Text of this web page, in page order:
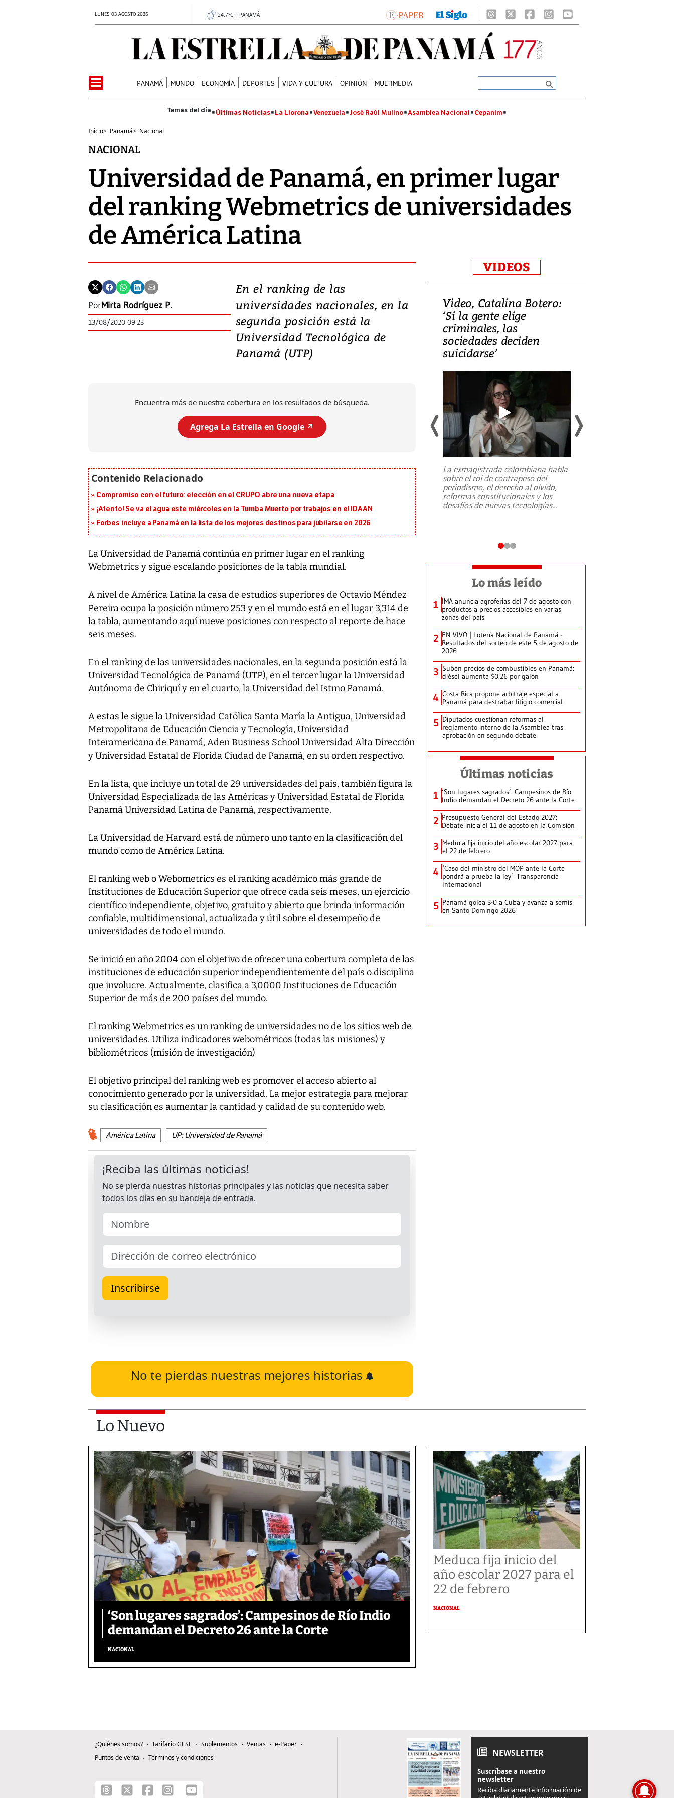
LUNES 03 AGOSTO 2026 24.7°C | PANAMÁ
PANAMÁ MUNDO ECONOMÍA DEPORTES VIDA Y CULTURA OPINIÓN MULTIMEDIA
Últimas Noticias La Llorona Venezuela José Raúl Mulino Asamblea Nacional Cepanim
Inicio> Panamá> Nacional
NACIONAL
Universidad de Panamá, en primer lugar
del ranking Webmetrics de universidades
de América Latina
PorMirta Rodríguez P.
13/08/2020 09:23
En el ranking de las
universidades nacionales, en la
segunda posición está la
Universidad Tecnológica de
Panamá (UTP)
Encuentra más de nuestra cobertura en los resultados de búsqueda.
Agrega La Estrella en Google ↗️
Compromiso con el futuro: elección en el CRUPO abre una nueva etapa
¡Atento! Se va el agua este miércoles en la Tumba Muerto por trabajos en el IDAAN
Forbes incluye a Panamá en la lista de los mejores destinos para jubilarse en 2026
La Universidad de Panamá continúa en primer lugar en el ranking
Webmetrics y sigue escalando posiciones de la tabla mundial.
A nivel de América Latina la casa de estudios superiores de Octavio Méndez
Pereira ocupa la posición número 253 y en el mundo está en el lugar 3,314 de
la tabla, aumentando aquí nueve posiciones con respecto al reporte de hace
seis meses.
En el ranking de las universidades nacionales, en la segunda posición está la
Universidad Tecnológica de Panamá (UTP), en el tercer lugar la Universidad
Autónoma de Chiriquí y en el cuarto, la Universidad del Istmo Panamá.
A estas le sigue la Universidad Católica Santa María la Antigua, Universidad
Metropolitana de Educación Ciencia y Tecnología, Universidad
Interamericana de Panamá, Aden Business School Universidad Alta Dirección
y Universidad Estatal de Florida Ciudad de Panamá, en su orden respectivo.
En la lista, que incluye un total de 29 universidades del país, también figura la
Universidad Especializada de las Américas y Universidad Estatal de Florida
Panamá Universidad Latina de Panamá, respectivamente.
La Universidad de Harvard está de número uno tanto en la clasificación del
mundo como de América Latina.
El ranking web o Webometrics es el ranking académico más grande de
Instituciones de Educación Superior que ofrece cada seis meses, un ejercicio
científico independiente, objetivo, gratuito y abierto que brinda información
confiable, multidimensional, actualizada y útil sobre el desempeño de
universidades de todo el mundo.
Se inició en año 2004 con el objetivo de ofrecer una cobertura completa de las
instituciones de educación superior independientemente del país o disciplina
que involucre. Actualmente, clasifica a 3,0000 Instituciones de Educación
Superior de más de 200 países del mundo.
El ranking Webmetrics es un ranking de universidades no de los sitios web de
universidades. Utiliza indicadores webométricos (todas las misiones) y
bibliométricos (misión de investigación)
El objetivo principal del ranking web es promover el acceso abierto al
conocimiento generado por la universidad. La mejor estrategia para mejorar
su clasificación es aumentar la cantidad y calidad de su contenido web.
América Latina UP: Universidad de Panamá
No te pierdas nuestras mejores historias
VIDEOS
Video, Japón: Terremoto
deja heridos y graves
daños en Kumamoto
al sur de Japón, provocando una
Video, Catalina Botero:
‘Si la gente elige
criminales, las
sociedades deciden
suicidarse’
La exmagistrada colombiana habla
sobre el rol de contrapeso del
periodismo, el derecho al olvido,
reformas constitucionales y los
desafíos de nuevas tecnologías...
Lo más leído
1 IMA anuncia agroferias del 7 de agosto con
productos a precios accesibles en varias
zonas del país
2 EN VIVO | Lotería Nacional de Panamá -
Resultados del sorteo de este 5 de agosto de
2026
3 Suben precios de combustibles en Panamá:
diésel aumenta $0.26 por galón
4 Costa Rica propone arbitraje especial a
Panamá para destrabar litigio comercial
5 Diputados cuestionan reformas al
reglamento interno de la Asamblea tras
aprobación en segundo debate
Últimas noticias
1 ‘Son lugares sagrados’: Campesinos de Río
Indio demandan el Decreto 26 ante la Corte
2 Presupuesto General del Estado 2027:
Debate inicia el 11 de agosto en la Comisión
3 Meduca fija inicio del año escolar 2027 para
el 22 de febrero
4 ‘Caso del ministro del MOP ante la Corte
pondrá a prueba la ley’: Transparencia
Internacional
5 Panamá golea 3-0 a Cuba y avanza a semis
en Santo Domingo 2026
Lo Nuevo
‘Son lugares sagrados’: Campesinos de Río Indio
demandan el Decreto 26 ante la Corte
NACIONAL
Meduca fija inicio del
año escolar 2027 para el
22 de febrero
NACIONAL
¿Quiénes somos? Tarifario GESE Suplementos Ventas
e-Paper
Puntos de venta
Términos y condiciones NEWSLETTER
Suscríbase a nuestro
newsletter
Reciba diariamente información de